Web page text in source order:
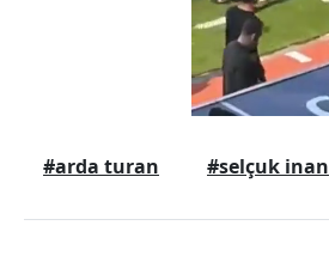
#arda turan #selçuk inan